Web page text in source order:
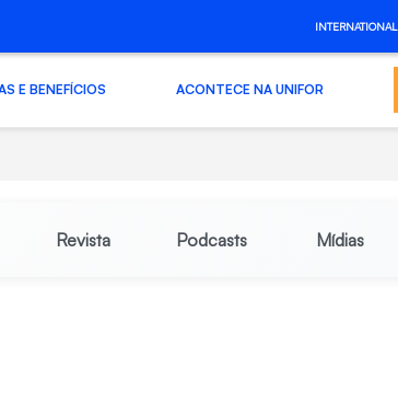
INTERNATIONAL
E BENEFÍCIOS ACONTECE NA UNIFOR
Revista Podcasts Mídias